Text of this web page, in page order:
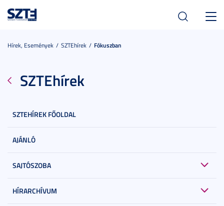
Hírek, Események SZTEhírek Fókuszban
SZTEhírek
SZTEHÍREK FŐOLDAL
AJÁNLÓ
SAJTÓSZOBA
HÍRARCHÍVUM